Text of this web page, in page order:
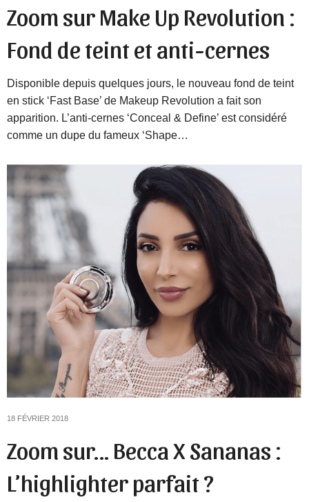
Zoom sur Make Up Revolution :
Fond de teint et anti-cernes
Disponible depuis quelques jours, le nouveau fond de teint
en stick ‘Fast Base’ de Makeup Revolution a fait son
apparition. L’anti-cernes ‘Conceal & Define’ est considéré
comme un dupe du fameux ‘Shape…
18 FÉVRIER 2018
Zoom sur… Becca X Sananas :
L’highlighter parfait ?